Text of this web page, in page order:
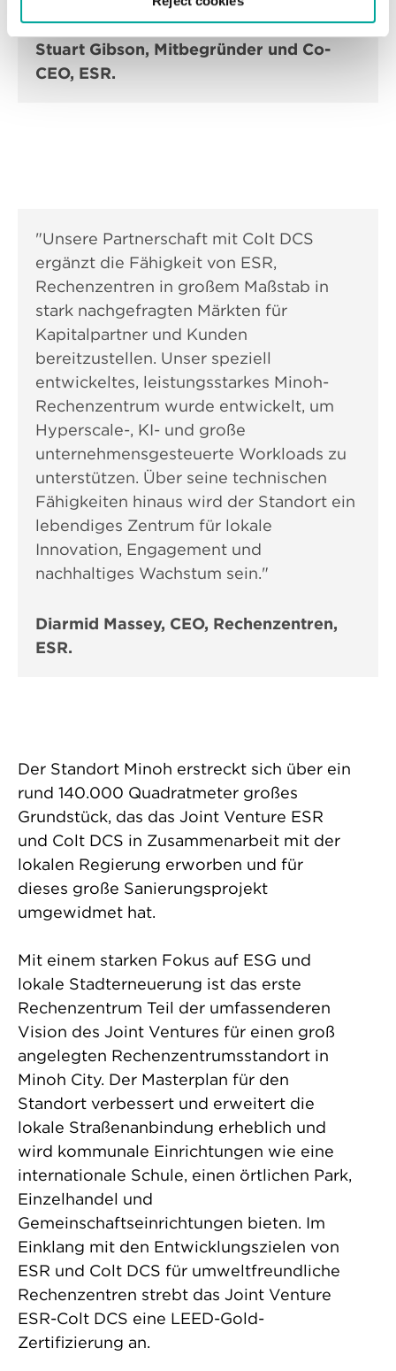
Stuart Gibson, Mitbegründer und Co-
CEO, ESR.
"Unsere Partnerschaft mit Colt DCS
ergänzt die Fähigkeit von ESR,
Rechenzentren in großem Maßstab in
stark nachgefragten Märkten für
Kapitalpartner und Kunden
bereitzustellen. Unser speziell
entwickeltes, leistungsstarkes Minoh-
Rechenzentrum wurde entwickelt, um
Hyperscale-, KI- und große
unternehmensgesteuerte Workloads zu
unterstützen. Über seine technischen
Fähigkeiten hinaus wird der Standort ein
lebendiges Zentrum für lokale
Innovation, Engagement und
nachhaltiges Wachstum sein."
Diarmid Massey, CEO, Rechenzentren,
ESR.
Der Standort Minoh erstreckt sich über ein
rund 140.000 Quadratmeter großes
Grundstück, das das Joint Venture ESR
und Colt DCS in Zusammenarbeit mit der
lokalen Regierung erworben und für
dieses große Sanierungsprojekt
umgewidmet hat.
Mit einem starken Fokus auf ESG und
lokale Stadterneuerung ist das erste
Rechenzentrum Teil der umfassenderen
Vision des Joint Ventures für einen groß
angelegten Rechenzentrumsstandort in
Minoh City. Der Masterplan für den
Standort verbessert und erweitert die
lokale Straßenanbindung erheblich und
wird kommunale Einrichtungen wie eine
internationale Schule, einen örtlichen Park,
Einzelhandel und
Gemeinschaftseinrichtungen bieten. Im
Einklang mit den Entwicklungszielen von
ESR und Colt DCS für umweltfreundliche
Rechenzentren strebt das Joint Venture
ESR-Colt DCS eine LEED-Gold-
Zertifizierung an.